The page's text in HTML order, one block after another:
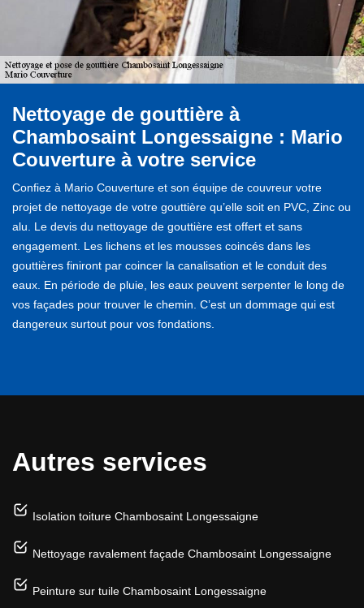
Nettoyage de gouttière à
Chambosaint Longessaigne : Mario
Couverture à votre service
Confiez à Mario Couverture et son équipe de couvreur votre
projet de nettoyage de votre gouttière qu’elle soit en PVC, Zinc ou
alu. Le devis du nettoyage de gouttière est offert et sans
engagement. Les lichens et les mousses coincés dans les
gouttières finiront par coincer la canalisation et le conduit des
eaux. En période de pluie, les eaux peuvent serpenter le long de
vos façades pour trouver le chemin. C’est un dommage qui est
dangereux surtout pour vos fondations.
Autres services
Isolation toiture Chambosaint Longessaigne
Nettoyage ravalement façade Chambosaint Longessaigne
Peinture sur tuile Chambosaint Longessaigne